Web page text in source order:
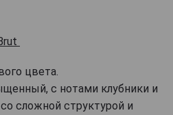
цвета.
с нотами клубники и
сложной структурой и